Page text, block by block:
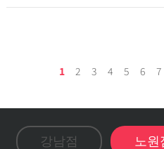
1 2 3 4 5 6 7
강남점 노원